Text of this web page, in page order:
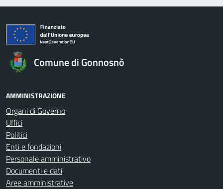
Comune di Gonnosnò
AMMINISTRAZIONE
Organi di Governo
Uffici
Politici
Enti e fondazioni
Personale amministrativo
Documenti e dati
Aree amministrative